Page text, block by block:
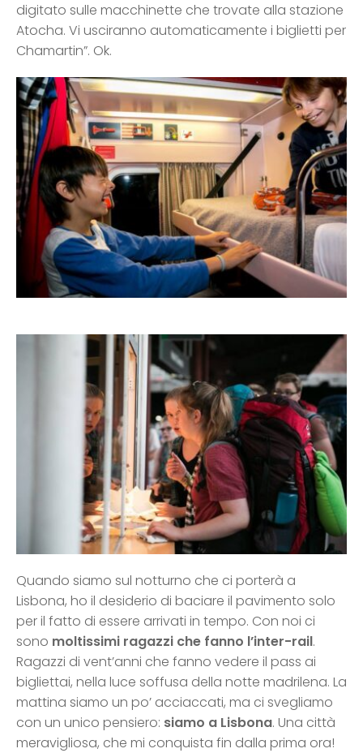
digitato sulle macchinette che trovate alla stazione
Atocha. Vi usciranno automaticamente i biglietti per
Chamartin”. Ok.
Quando siamo sul notturno che ci porterà a
Lisbona, ho il desiderio di baciare il pavimento solo
per il fatto di essere arrivati in tempo. Con noi ci
sono moltissimi ragazzi che fanno l’inter-rail.
Ragazzi di vent’anni che fanno vedere il pass ai
bigliettai, nella luce soffusa della notte madrilena. La
mattina siamo un po’ acciaccati, ma ci svegliamo
con un unico pensiero: siamo a Lisbona. Una città
meravigliosa, che mi conquista fin dalla prima ora!